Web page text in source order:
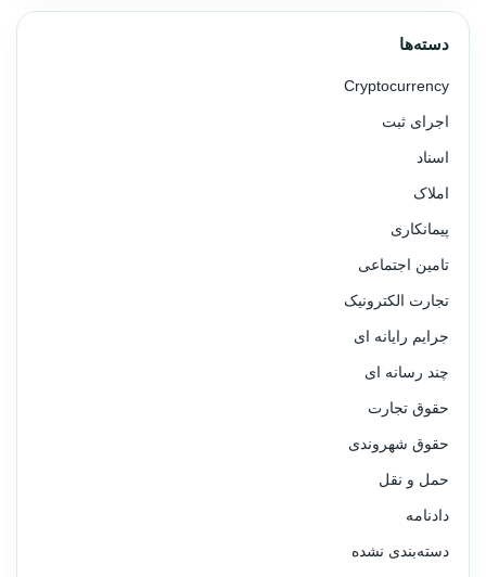
دسته‌ها
Cryptocurrency
اجرای ثبت
اسناد
املاک
پیمانکاری
تامین اجتماعی
تجارت الکترونیک
جرایم رایانه ای
چند رسانه ای
حقوق تجارت
حقوق شهروندی
حمل و نقل
دادنامه
دسته‌بندی نشده